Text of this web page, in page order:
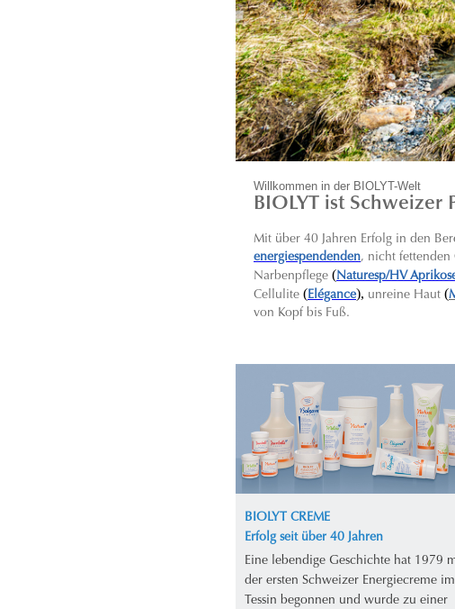
Willkommen in der BIOLYT-Welt
BIOLYT ist
Mit über 40 Jahren Erfolg in den
energiespendenden, nicht fettenden
Narbenpflege (Naturesp/HV
Cellulite (Elégance), unreine Haut (
von Kopf bis Fuß.
BIOLYT CREME
Erfolg seit über 40 Jahren
Eine lebendige Geschichte hat 1979
der ersten Schweizer Energiecreme im
Tessin begonnen und wurde zu einer